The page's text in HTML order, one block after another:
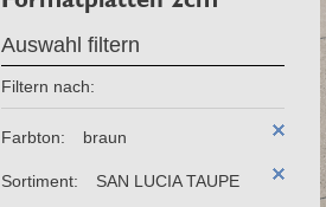
Auswahl filtern
Filtern nach:
Farbton: braun
Sortiment: SAN LUCIA TAUPE